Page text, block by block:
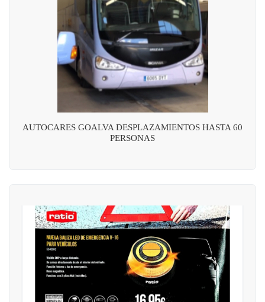
AUTOCARES GOALVA DESPLAZAMIENTOS HASTA 60
PERSONAS